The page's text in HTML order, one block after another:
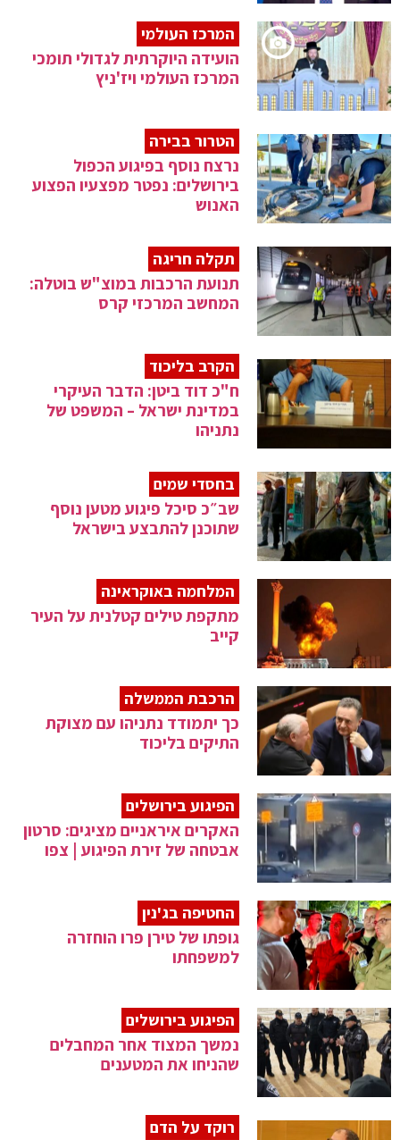
המרכז העולמי
הועידה היוקרתית לגדולי תומכי
המרכז העולמי ויז'ניץ
הטרור בבירה
נרצח נוסף בפיגוע הכפול
בירושלים: נפטר מפצעיו הפצוע
האנוש
תקלה חריגה
תנועת הרכבות במוצ"ש בוטלה:
המחשב המרכזי קרס
הקרב בליכוד
ח"כ דוד ביטן: הדבר העיקרי
במדינת ישראל – המשפט של
נתניהו
בחסדי שמים
שב״כ סיכל פיגוע מטען נוסף
שתוכנן להתבצע בישראל
המלחמה באוקראינה
מתקפת טילים קטלנית על העיר
קייב
הרכבת הממשלה
כך יתמודד נתניהו עם מצוקת
התיקים בליכוד
הפיגוע בירושלים
האקרים איראניים מציגים: סרטון
אבטחה של זירת הפיגוע | צפו
החטיפה בג'נין
גופתו של טירן פרו הוחזרה
למשפחתו
הפיגוע בירושלים
נמשך המצוד אחר המחבלים
שהניחו את המטענים
רוקד על הדם